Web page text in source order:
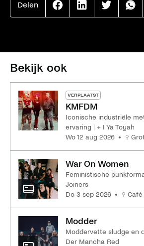
Delen
Effenaar
op
Effenaar
op
Effenaar
op
op
Bekijk ook
VERPLAATST
KMFDM
Iconische industriële
ervaring | + I Ya Toyah
wo 12 aug 2026
War On Women
Feministische
Joiners
do 3 sep 2026
Café
Modder
Moddervette sludge en
Der Mancha Red